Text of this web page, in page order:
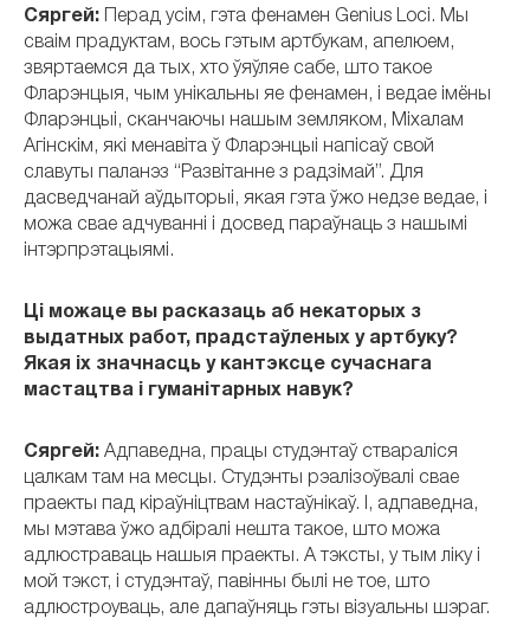
Сяргей: Перад усім, гэта фенамен Genius Loci. Мы
сваім прадуктам, вось гэтым артбукам, апелюем,
звяртаемся да тых, хто ўяўляе сабе, што такое
Фларэнцыя, чым унікальны яе фенамен, і ведае імёны
Фларэнцыі, сканчаючы нашым земляком, Міхалам
Агінскім, які менавіта ў Фларэнцыі напісаў свой
славуты паланэз “Развітанне з радзімай”. Для
дасведчанай аўдыторыі, якая гэта ўжо недзе ведае, і
можа свае адчуванні і досвед параўнаць з нашымі
інтэрпрэтацыямі.
Ці можаце вы расказаць аб некаторых з
выдатных работ, прадстаўленых у артбуку?
Якая іх значнасць у кантэксце сучаснага
мастацтва і гуманітарных навук?
Сяргей: Адпаведна, працы студэнтаў ствараліся
цалкам там на месцы. Студэнты рэалізоўвалі свае
праекты пад кіраўніцтвам настаўнікаў. І, адпаведна,
мы мэтава ўжо адбіралі нешта такое, што можа
адлюстраваць нашыя праекты. А тэксты, у тым ліку і
мой тэкст, і студэнтаў, павінны былі не тое, што
адлюстроуваць, але дапаўняць гэты візуальны шэраг.